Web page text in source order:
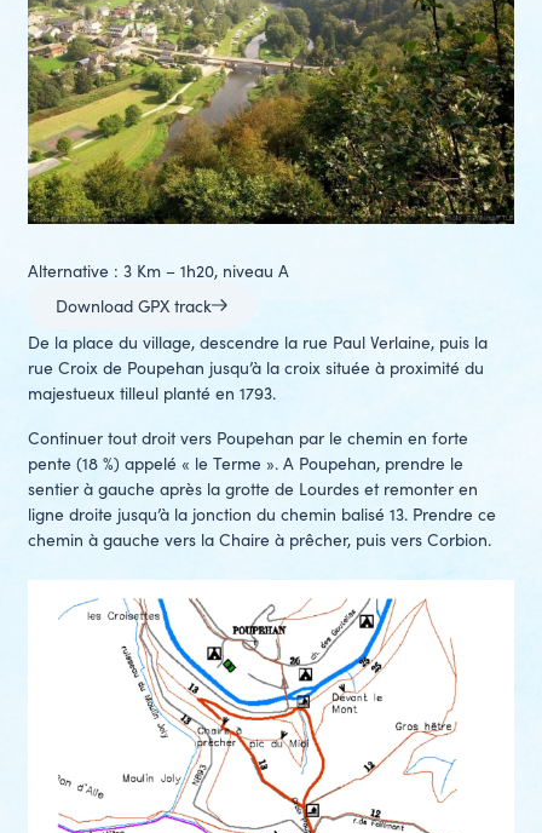
Alternative : 3 Km – 1h20, niveau A
Download GPX track
De la place du village, descendre la rue Paul Verlaine, puis la
rue Croix de Poupehan jusqu’à la croix située à proximité du
majestueux tilleul planté en 1793.
Continuer tout droit vers Poupehan par le chemin en forte
pente (18 %) appelé « le Terme ». A Poupehan, prendre le
sentier à gauche après la grotte de Lourdes et remonter en
ligne droite jusqu’à la jonction du chemin balisé 13. Prendre ce
chemin à gauche vers la Chaire à prêcher, puis vers Corbion.